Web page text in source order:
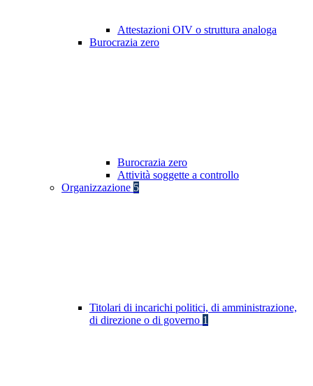
Attestazioni OIV o struttura analoga
Burocrazia zero
Burocrazia zero
Attività soggette a controllo
Organizzazione 5
Titolari di incarichi politici, di amministrazione,
di direzione o di governo 1